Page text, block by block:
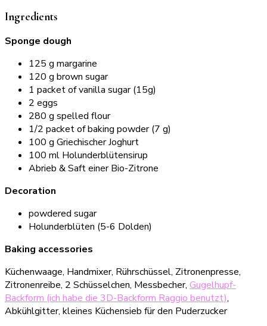
Ingredients
Sponge dough
125 g margarine
120 g brown sugar
1 packet of vanilla sugar (15g)
2 eggs
280 g spelled flour
1/2 packet of baking powder (7 g)
100 g Griechischer Joghurt
100 ml Holunderblütensirup
Abrieb & Saft einer Bio-Zitrone
Decoration
powdered sugar
Holunderblüten (5-6 Dolden)
Baking accessories
Küchenwaage, Handmixer, Rührschüssel, Zitronenpresse,
Zitronenreibe, 2 Schüsselchen, Messbecher, Gugelhupf-
Backform (ich habe die 3D-Backform Raggio benutzt),
Abkühlgitter, kleines Küchensieb für den Puderzucker